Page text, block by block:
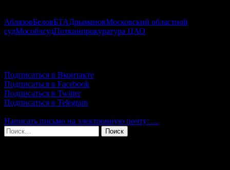
АблязовБеловБТАДрымановМосковский областной
судМособлсудПоткинпрокуратура ЦАО
Подписаться в Вконтакте
Подписаться в Facebook
Подписаться в Twitter
Подписаться в Telegram
Написать письмо на электронную почту: ....
Найти: